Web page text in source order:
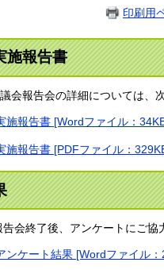
印刷用
施報告書
会報告会の詳細については、
施報告書 [Wordファイル：
施報告書 [PDFファイル：
会終了後、アンケートにご協
ンケート結果 [Wordファイル：